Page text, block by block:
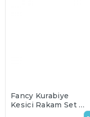
Fancy Kurabiye
Kesici Rakam Set 5